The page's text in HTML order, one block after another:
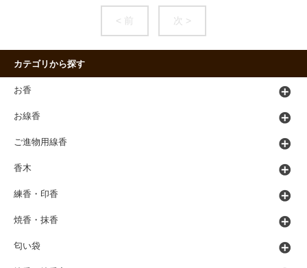
< 前 次 >
カテゴリから探す
お香
お線香
ご進物用線香
香木
練香・印香
焼香・抹香
匂い袋